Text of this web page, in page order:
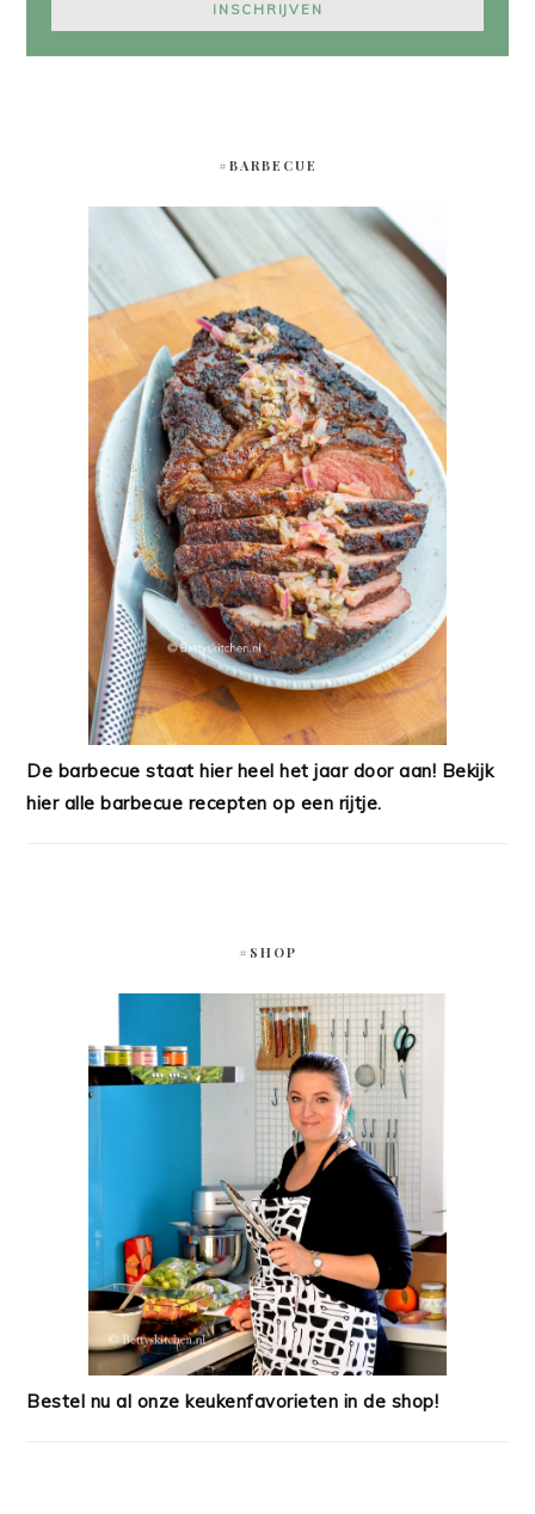
#BARBECUE
De barbecue staat hier heel het jaar door aan! Bekijk
hier alle barbecue recepten op een rijtje.
#SHOP
Bestel nu al onze keukenfavorieten in de shop!